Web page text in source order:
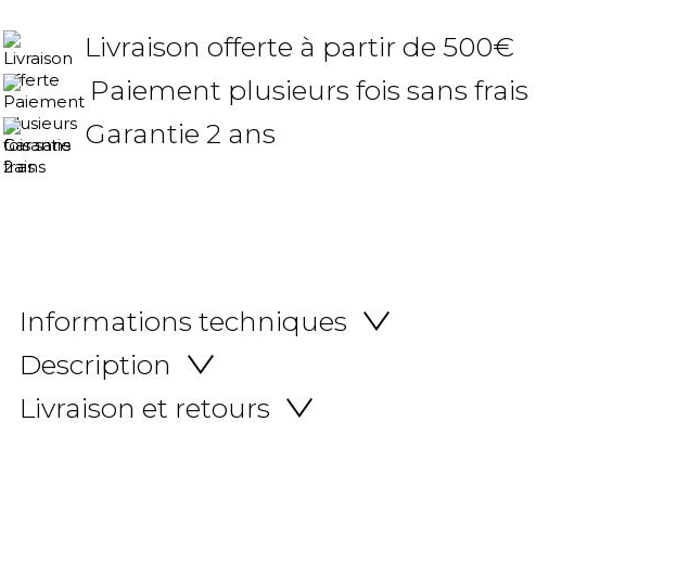
Livraison offerte à partir de 500€
Paiement plusieurs fois sans frais
Garantie 2 ans
Informations techniques
Description
Livraison et retours